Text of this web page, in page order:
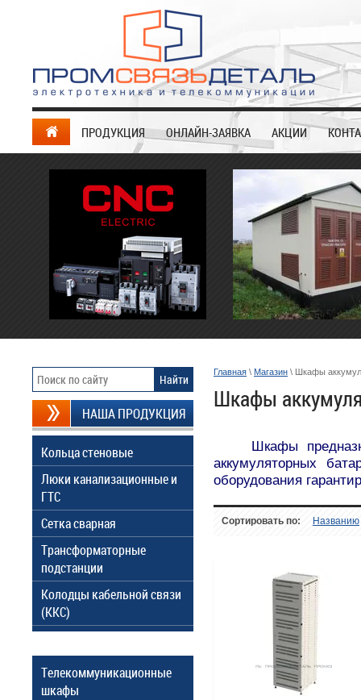
ПРОДУКЦИЯ ОНЛАЙН-ЗАЯВКА АКЦИИ
Главная \ Магазин \ Шкафы
Шкафы
Шкафы
аккумуляторных
оборудования
Сортировать по: Названию
НАША ПРОДУКЦИЯ
Кольца стеновые
Люки канализационные и
ГТС
Сетка сварная
Трансформаторные
подстанции
Колодцы кабельной связи
(ККС)
Телекоммуникационные
шкафы